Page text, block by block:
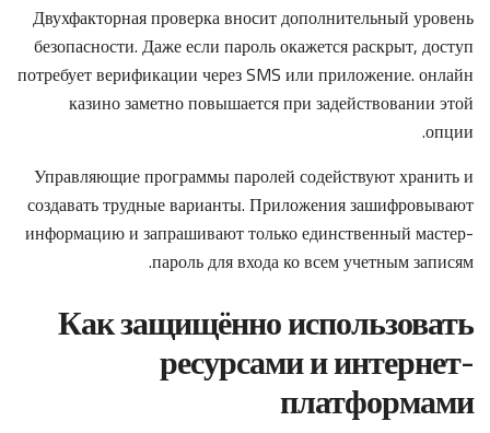
Двухфакторная проверка вносит дополнительный уровень
безопасности. Даже если пароль окажется раскрыт, доступ
потребует верификации через SMS или приложение. онлайн
казино заметно повышается при задействовании этой
опции.
Управляющие программы паролей содействуют хранить и
создавать трудные варианты. Приложения зашифровывают
информацию и запрашивают только единственный мастер-
пароль для входа ко всем учетным записям.
Как защищённо использовать
ресурсами и интернет-
платформами